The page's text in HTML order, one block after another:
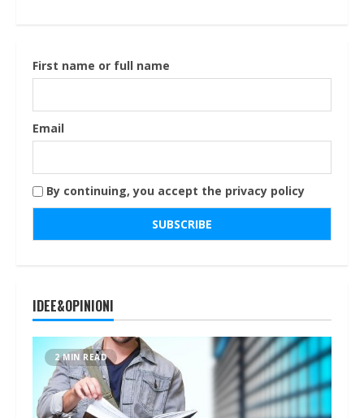
First name or full name
Email
By continuing, you accept the privacy policy
IDEE&OPINIONI
2 MIN READ